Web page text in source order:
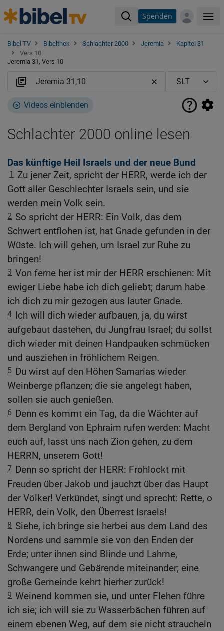
Spenden
Bibel TV Bibelthek Schlachter 2000 Jeremia
Kapitel 31
Vers 10
Jeremia 31, Vers 10
Videos einblenden
Schlachter 2000 online lesen
Das künftige Heil Israels und der neue Bund
1
Zu jener Zeit, spricht der HERR, werde ich der
Gott aller Geschlechter Israels sein, und sie
werden mein Volk sein.
2 So spricht der HERR: Ein Volk, das dem
Schwert entflohen ist, hat Gnade gefunden in der
Wüste. Ich will gehen, um Israel zur Ruhe zu
bringen!
3 Von ferne her ist mir der HERR erschienen: Mit
ewiger Liebe habe ich dich geliebt; darum habe
ich dich zu mir gezogen aus lauter Gnade.
4 Ich will dich wieder aufbauen, ja, du wirst
aufgebaut dastehen, du Jungfrau Israel; du sollst
dich wieder mit deinen Handpauken schmücken
und ausziehen in fröhlichem Reigen.
5 Du wirst auf den Höhen Samarias wieder
Weinberge pflanzen; die sie angelegt haben,
sollen sie auch genießen.
6 Denn es kommt ein Tag, da die Wächter auf
dem Bergland von Ephraim rufen werden: Macht
euch auf, lasst uns nach Zion gehen, zu dem
HERRN, unserem Gott!
7 Denn so spricht der HERR: Frohlockt mit
Freuden über Jakob und jauchzt über das Haupt
der Völker! Verkündet, singt und sprecht: Rette, o
HERR, dein Volk, den Überrest Israels!
8 Siehe, ich bringe sie herbei aus dem Land des
Nordens und sammle sie von den Enden der
Erde; unter ihnen sind Blinde und Lahme,
Schwangere und Gebärende miteinander; eine
große Gemeinde kehrt hierher zurück!
9 Weinend kommen sie, und unter Flehen führe
ich sie; ich will sie zu Wasserbächen führen auf
einem ebenen Weg, auf dem sie nicht straucheln